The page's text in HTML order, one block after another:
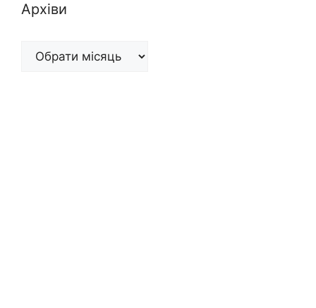
Архіви
Архіви